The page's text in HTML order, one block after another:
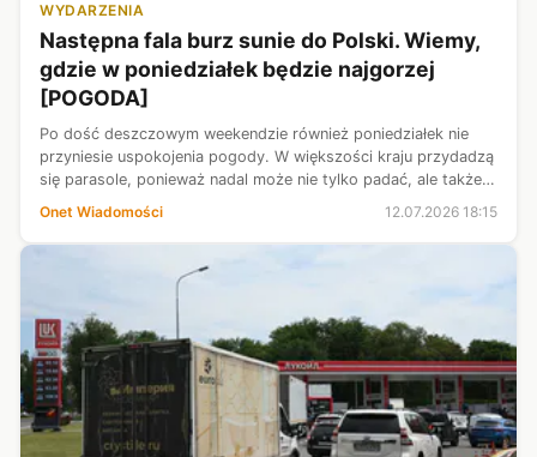
WYDARZENIA
Następna fala burz sunie do Polski. Wiemy,
gdzie w poniedziałek będzie najgorzej
[POGODA]
Po dość deszczowym weekendzie również poniedziałek nie
przyniesie uspokojenia pogody. W większości kraju przydadzą
się parasole, ponieważ nadal może nie tylko padać, ale także
grzmieć. Zacznie się jednak stopniowo ocieplać, a temperatura
Onet Wiadomości 12.07.2026 18:15